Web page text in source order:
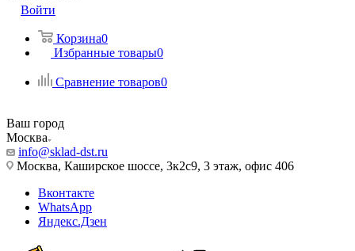
Войти
Корзина0
Избранные товары0
Сравнение товаров0
Ваш город
Москва
info@sklad-dst.ru
Москва, Каширское шоссе, 3к2с9, 3 этаж, офис 406
Вконтакте
WhatsApp
Яндекс.Дзен